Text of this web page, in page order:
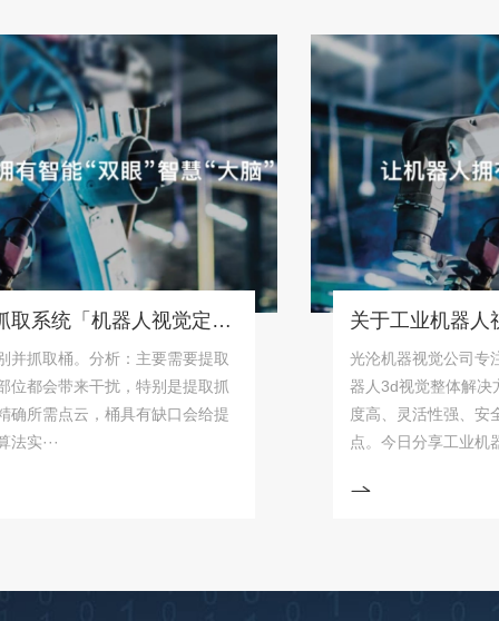
桶状物体识别抓取系统「机器人视觉定位抓取解决方案」
桶。分析：主要需要提取
带来干扰，特别是提取抓
点云，桶具有缺口会给提
光沦机器视觉公司专注为
器人3d视觉整体解决方案
度高、灵活性强、安全可
点。今日分享工业机器···